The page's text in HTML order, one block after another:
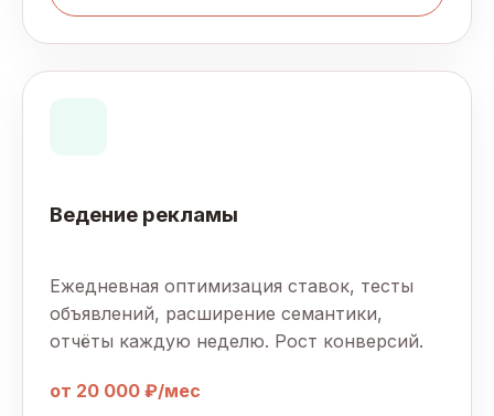
Ведение рекламы
Ежедневная оптимизация ставок, тесты
объявлений, расширение семантики,
отчёты каждую неделю. Рост конверсий.
от 20 000 ₽/мес